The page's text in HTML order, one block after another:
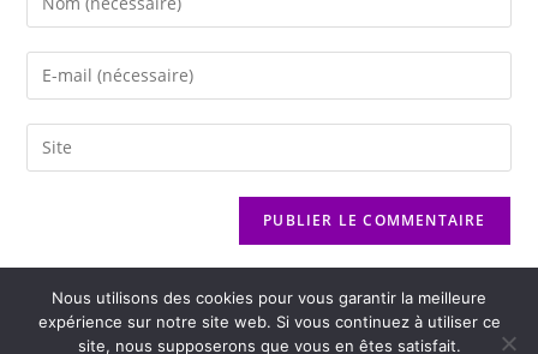
Nous utilisons des cookies pour vous garantir la meilleure
expérience sur notre site web. Si vous continuez à utiliser ce
site, nous supposerons que vous en êtes satisfait.